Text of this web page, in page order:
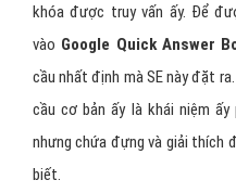
khóa được truy vấn ấy. Để
vào Google Quick Answer
cầu nhất định mà SE này đặt
cầu cơ bản ấy là khái niệm
nhưng chứa đựng và giải thích
biết.